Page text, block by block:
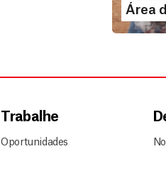
Área
Trabalhe
Oportunidades